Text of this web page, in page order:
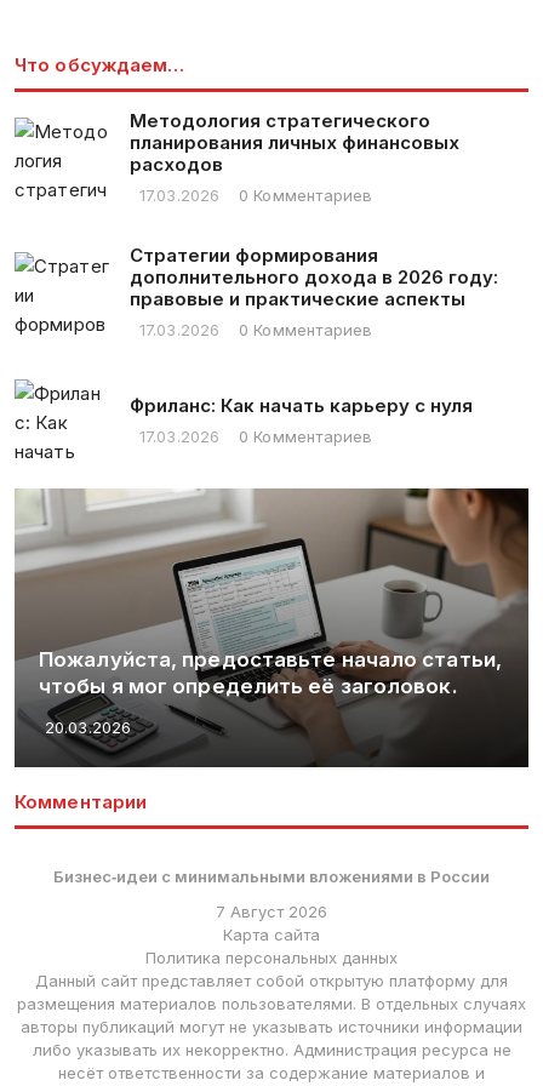
Что обсуждаем…
Методология стратегического
планирования личных финансовых
расходов
17.03.2026 0 Комментариев
Стратегии формирования
дополнительного дохода в 2026 году:
правовые и практические аспекты
17.03.2026 0 Комментариев
Фриланс: Как начать карьеру с нуля
17.03.2026 0 Комментариев
начало статьи,
её заголовок.
Приложения для
критерии выбора и
года
20.03.2026
Комментарии
Бизнес‑идеи с минимальными вложениями в России
7 Август 2026
Карта сайта
Политика персональных данных
Данный сайт представляет собой открытую платформу для
размещения материалов пользователями. В отдельных случаях
авторы публикаций могут не указывать источники информации
либо указывать их некорректно. Администрация ресурса не
несёт ответственности за содержание материалов и